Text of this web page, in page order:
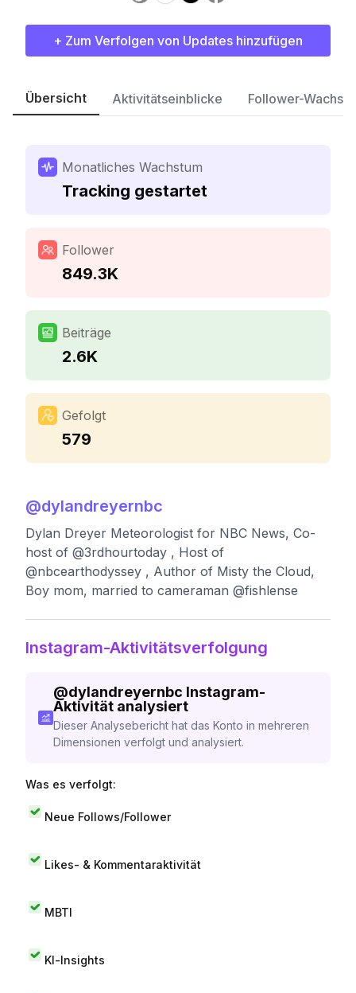
+ Zum Verfolgen von Updates hinzufügen
Übersicht Aktivitätseinblicke Follower-
Monatliches Wachstum
Tracking gestartet
Follower
849.3K
Beiträge
2.6K
Gefolgt
579
@dylandreyernbc
Dylan Dreyer Meteorologist for NBC News, Co-
host of @3rdhourtoday , Host of
@nbcearthodyssey , Author of Misty the Cloud,
Boy mom, married to cameraman @fishlense
Instagram-Aktivitätsverfolgung
@dylandreyernbc Instagram-
Aktivität analysiert
Dieser Analysebericht hat das Konto in mehreren
Dimensionen verfolgt und analysiert.
Was es verfolgt:
Neue Follows/Follower
Likes- & Kommentaraktivität
MBTI
KI-Insights